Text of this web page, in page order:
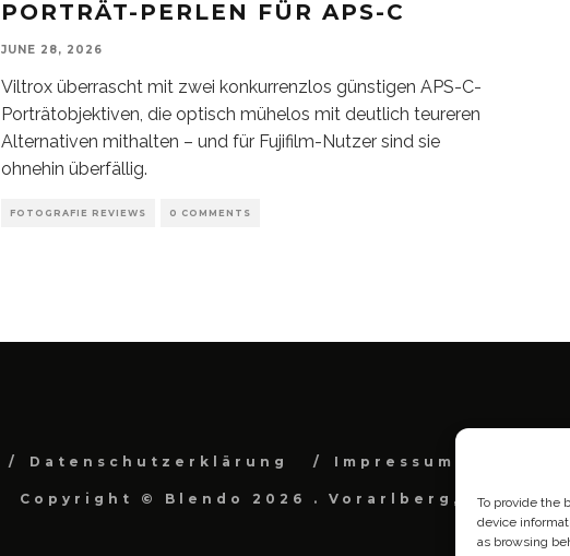
To provide the
device
as browsing
PORTRÄT-PERLEN FÜR APS-C
JUNE 28, 2026
Viltrox überrascht mit zwei konkurrenzlos günstigen APS-C-
Porträtobjektiven, die optisch mühelos mit deutlich teureren
Alternativen mithalten – und für Fujifilm-Nutzer sind sie
ohnehin überfällig.
FOTOGRAFIE REVIEWS 0 COMMENTS
Datenschutzerklärung Impressum
Copyright © Blendo 2026 . Vorarlberg,